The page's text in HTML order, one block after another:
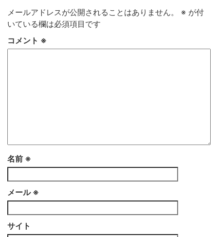
メールアドレスが公開されることはありません。 ※ が付
いている欄は必須項目です
コメント ※
名前 ※
メール ※
サイト